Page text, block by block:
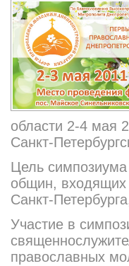
области 2-4 мая
Санкт-
Цель
общин,
Санкт-
Участие в
православных